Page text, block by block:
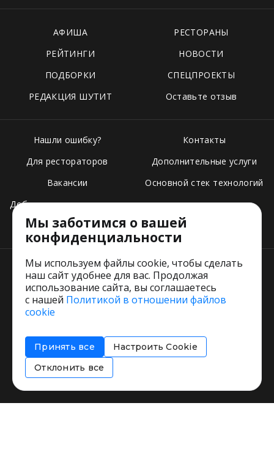
АФИША
РЕСТОРАНЫ
РЕЙТИНГИ
НОВОСТИ
ПОДБОРКИ
СПЕЦПРОЕКТЫ
РЕДАКЦИЯ ШУТИТ
Оставьте отзыв
Нашли ошибку?
Для рестораторов
Вакансии
Добавить свое заведение
Тарифы
Контакты
Дополнительные услуги
Основной стек технологий
Пользовательское соглашение
Соглашение об информировании
Политика использования cookies
Мы заботимся о вашей
конфиденциальности
Мы используем файлы cookie, чтобы сделать
наш сайт удобнее для вас. Продолжая
использование сайта, вы соглашаетесь
с нашей Политикой в отношении файлов
cookie
Принять все
Настроить Cookie
Отклонить все